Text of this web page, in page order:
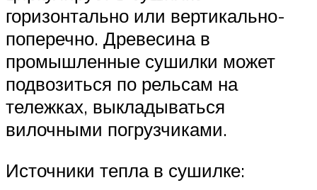
горизонтально или вертикально-
поперечно. Древесина в
промышленные сушилки может
подвозиться по рельсам на
тележках, выкладываться
вилочными погрузчиками.
Источники тепла в сушилке: